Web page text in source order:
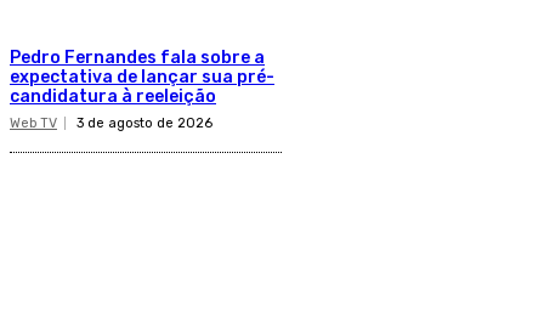
Pedro Fernandes fala sobre a
expectativa de lançar sua pré-
candidatura à reeleição
Web TV 3 de agosto de 2026